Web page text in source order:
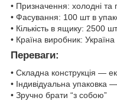
• Призначення: холодні та
• Фасування: 100 шт в
• Кількість в ящику: 2500 шт
• Країна виробник: Україна
Переваги:
• Складна конструкція —
• Індивідуальна упаковка —
• Зручно брати “з собою”